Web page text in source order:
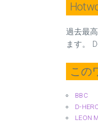
過去最
ます。
この
BBC
D-
LEON